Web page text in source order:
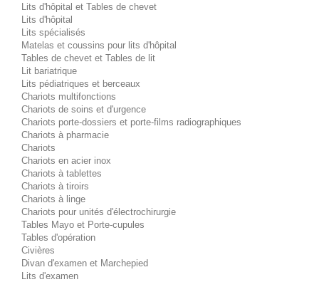
Lits d'hôpital et Tables de chevet
Lits d'hôpital
Lits spécialisés
Matelas et coussins pour lits d'hôpital
Tables de chevet et Tables de lit
Lit bariatrique
Lits pédiatriques et berceaux
Chariots multifonctions
Chariots de soins et d'urgence
Chariots porte-dossiers et porte-films radiographiques
Chariots à pharmacie
Chariots
Chariots en acier inox
Chariots à tablettes
Chariots à tiroirs
Chariots à linge
Chariots pour unités d'électrochirurgie
Tables Mayo et Porte-cupules
Tables d'opération
Civières
Divan d'examen et Marchepied
Lits d'examen